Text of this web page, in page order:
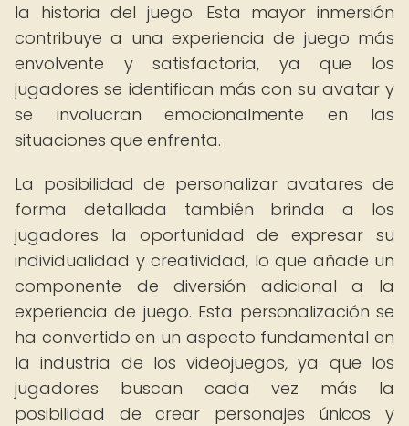
la historia del juego. Esta mayor inmersión
contribuye a una experiencia de juego más
envolvente y satisfactoria, ya que los
jugadores se identifican más con su avatar y
se involucran emocionalmente en las
situaciones que enfrenta.
La posibilidad de personalizar avatares de
forma detallada también brinda a los
jugadores la oportunidad de expresar su
individualidad y creatividad, lo que añade un
componente de diversión adicional a la
experiencia de juego. Esta personalización se
ha convertido en un aspecto fundamental en
la industria de los videojuegos, ya que los
jugadores buscan cada vez más la
posibilidad de crear personajes únicos y